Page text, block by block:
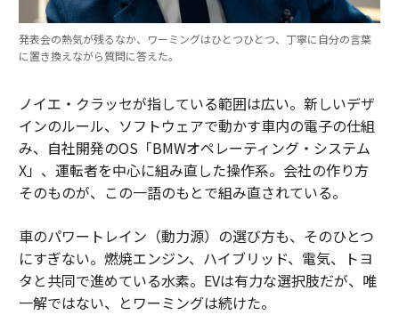
発表会の熱気が残るなか、ワーミングはひとつひとつ、丁寧に自分の言葉
に置き換えながら質問に答えた。
ノイエ・クラッセが指している範囲は広い。新しいデザ
インのルール、ソフトウェアで動かす車内の電子の仕組
み、自社開発のOS「BMWオペレーティング・システム
X」、運転者を中心に組み直した操作系。会社の作り方
そのものが、この一語のもとで組み直されている。
車のパワートレイン（動力源）の選び方も、そのひとつ
にすぎない。燃焼エンジン、ハイブリッド、電気、トヨ
タと共同で進めている水素。EVは有力な選択肢だが、唯
一解ではない、とワーミングは続けた。